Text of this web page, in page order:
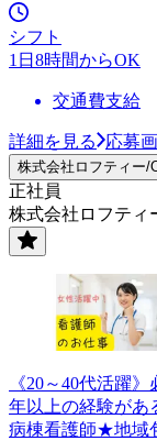
シフト
1日8時間からOK
交通費支給
詳細を見る 応募
株式会社ロフティー/
正社員
株式会社ロフティ
《20～40代活躍
年以上の経験が
病棟看護師★地域